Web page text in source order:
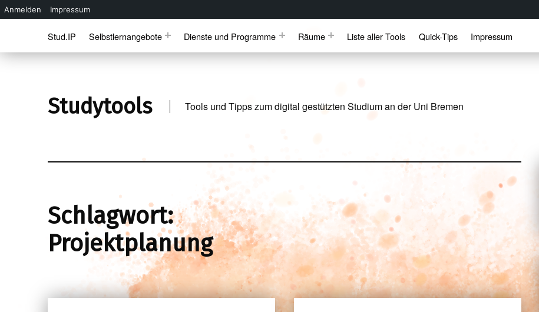
Anmelden Impressum
Skip to main navigation
Skip to main content
Skip to footer
Stud.IP
Selbstlernangebote Dienste und Programme Räume Liste aller Tools Quick-Tips Impressum
Studytools Tools und Tipps zum digital gestützten Studium an der Uni Bremen
Schlagwort:
Projektplanung